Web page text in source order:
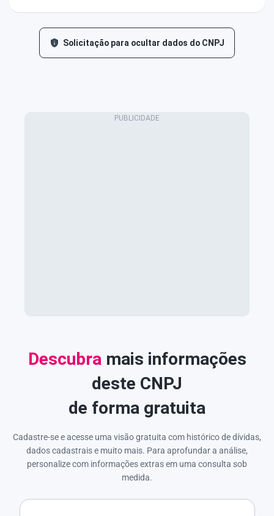
Solicitação para ocultar dados do CNPJ
Descubra mais informações
deste CNPJ
de forma gratuita
Cadastre-se e acesse uma visão gratuita com histórico de dívidas,
dados cadastrais e muito mais. Para aprofundar a análise,
personalize com informações extras em uma consulta sob
medida.